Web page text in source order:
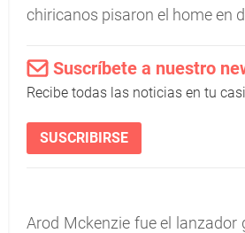
chiricanos pisaron el home en
Suscríbete a nuestro
Recibe todas las noticias en tu
SUSCRIBIRSE
Arod Mckenzie fue el